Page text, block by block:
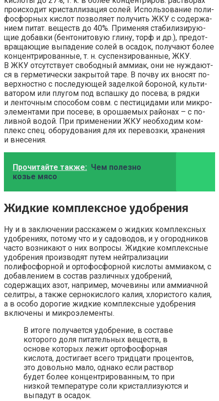
про­ис­хо­дит кри­стал­ли­за­ция со­лей. Ис­поль­зо­ва­ние по­ли­
фос­фор­ных ки­слот по­зво­ля­ет по­лу­чить ЖКУ с со­дер­жа­
ни­ем пи­тат. ве­ществ до 40%. При­ме­няя ста­би­ли­зи­рую­
щие до­бав­ки (бен­то­ни­то­вую гли­ну, торф и др.), пре­дот­
вра­щаю­щие вы­па­де­ние со­лей в оса­док, по­лу­ча­ют бо­лее
кон­цен­три­ро­ван­ные, т. н. сус­пен­зи­ро­ван­ные, ЖКУ.
В ЖКУ от­сут­ст­ву­ет сво­бод­ный ам­ми­ак, они не ну­ж­да­ют­
ся в гер­ме­ти­че­ски за­кры­той та­ре. В поч­ву их вно­сят по­
верх­но­ст­но с по­сле­дую­щей за­дел­кой бо­ро­ной, куль­ти­
ва­то­ром или плу­гом под вспаш­ку до по­се­ва; в ряд­ки
и лен­точ­ным спо­со­бом совм. с пес­ти­ци­да­ми или мик­ро­
эле­мен­та­ми при по­се­ве; в оро­шае­мых рай­онах – с по­
лив­ной во­дой. При при­ме­нении ЖКУ не­об­хо­дим ком­
плекс спец. обо­ру­до­ва­ния для их пе­ре­воз­ки, хра­не­ния
и вне­се­ния.
Прочитайте также: Чем полезно
козье мясо
Жидкие комплексное удобрения
Ну и в заключении расскажем о жидких комплексных
удобрениях, потому что и у садоводов, и у огородников
часто возникают о них вопросы. Жидкие комплексные
удобрения производят путем нейтрализации
полифосфорной и ортофосфорной кислоты аммиаком, с
добавлением в состав различных удобрений,
содержащих азот, например, мочевины или аммиачной
селитры, а также сернокислого калия, хлористого калия,
а в особо дорогие жидкие комплексные удобрения
включены и микроэлементы.
В итоге получается удобрение, в составе
которого доля питательных веществ, в
основе которых лежит ортофосфорная
кислота, достигает всего тридцати процентов,
это довольно мало, однако если раствор
будет более концентрированным, то при
низкой температуре соли кристаллизуются и
выпадут в осадок.